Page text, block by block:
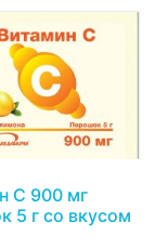
С 900 мг
5 г со вкусом